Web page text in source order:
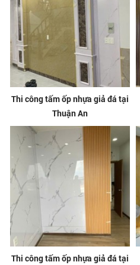
Thi công tấm ốp nhựa giả đá tại
Thuận An
Thi công tấm ốp nhựa giả đá tại